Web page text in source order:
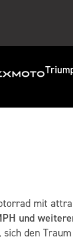
mit
und
den